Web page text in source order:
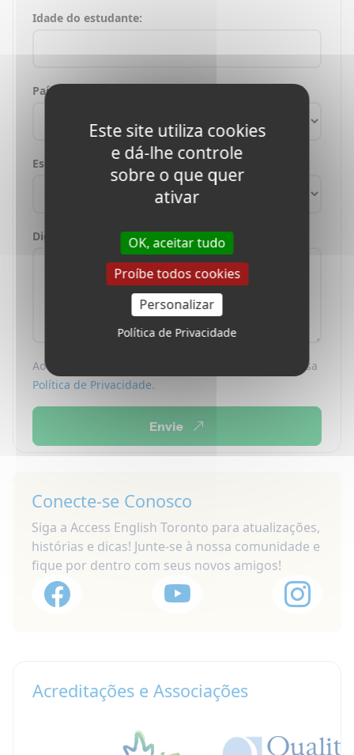
Idade do estudante:
País onde você mora:
Escolha um curso:
Digite sua mensagem:
Ao enviar este formulário, você concorda com a nossa
Política de Privacidade.
Envie
Conecte-se Conosco
Siga a Access English Toronto para atualizações,
histórias e dicas! Junte-se à nossa comunidade e
fique por dentro com seus novos amigos!
Acreditações e Associações
Este site utiliza cookies
e dá-lhe controle
sobre o que quer
ativar
OK, aceitar tudo
Proíbe todos cookies
Personalizar
Política de Privacidade